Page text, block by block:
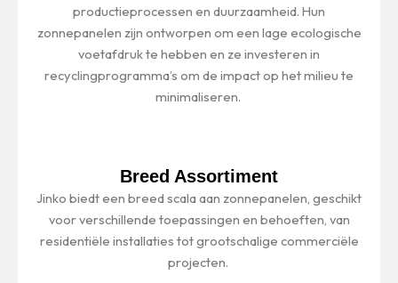
productieprocessen en duurzaamheid. Hun
zonnepanelen zijn ontworpen om een lage ecologische
voetafdruk te hebben en ze investeren in
recyclingprogramma’s om de impact op het milieu te
minimaliseren.
Breed Assortiment
Jinko biedt een breed scala aan zonnepanelen, geschikt
voor verschillende toepassingen en behoeften, van
residentiële installaties tot grootschalige commerciële
projecten.